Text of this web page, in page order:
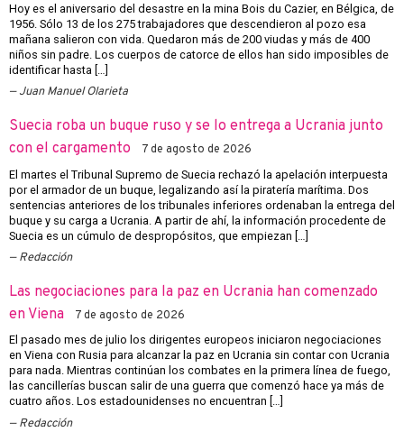
Hoy es el aniversario del desastre en la mina Bois du Cazier, en Bélgica, de
1956. Sólo 13 de los 275 trabajadores que descendieron al pozo esa
mañana salieron con vida. Quedaron más de 200 viudas y más de 400
niños sin padre. Los cuerpos de catorce de ellos han sido imposibles de
identificar hasta […]
Juan Manuel Olarieta
Suecia roba un buque ruso y se lo entrega a Ucrania junto
con el cargamento
7 de agosto de 2026
El martes el Tribunal Supremo de Suecia rechazó la apelación interpuesta
por el armador de un buque, legalizando así la piratería marítima. Dos
sentencias anteriores de los tribunales inferiores ordenaban la entrega del
buque y su carga a Ucrania. A partir de ahí, la información procedente de
Suecia es un cúmulo de despropósitos, que empiezan […]
Redacción
Las negociaciones para la paz en Ucrania han comenzado
en Viena
7 de agosto de 2026
El pasado mes de julio los dirigentes europeos iniciaron negociaciones
en Viena con Rusia para alcanzar la paz en Ucrania sin contar con Ucrania
para nada. Mientras continúan los combates en la primera línea de fuego,
las cancillerías buscan salir de una guerra que comenzó hace ya más de
cuatro años. Los estadounidenses no encuentran […]
Redacción